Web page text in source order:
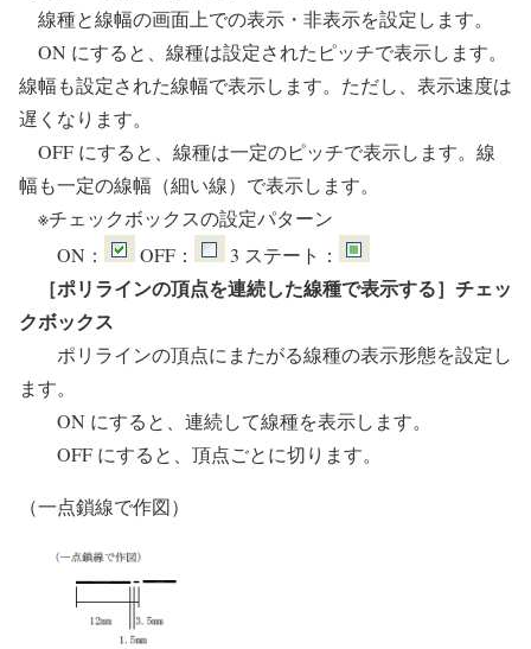
線種と線幅の画面上での表示・非表示を設定します。
ON にすると、線種は設定されたピッチで表示します。
線幅も設定された線幅で表示します。ただし、表示速度は
遅くなります。
OFF にすると、線種は一定のピッチで表示します。線
幅も一定の線幅（細い線）で表示します。
※チェックボックスの設定パターン
ON：
OFF： 3 ステート：
［ポリラインの頂点を連続した線種で表示する］チェッ
クボックス
ポリラインの頂点にまたがる線種の表示形態を設定し
ます。
ON にすると、連続して線種を表示します。
OFF にすると、頂点ごとに切ります。
（一点鎖線で作図）